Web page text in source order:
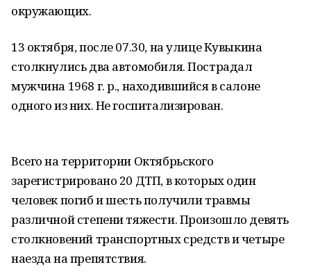
окружающих.
13 октября, после 07.30, на улице Кувыкина
столкнулись два автомобиля. Пострадал
мужчина 1968 г. р., находившийся в салоне
одного из них. Не госпитализирован.
Всего на территории Октябрьского
зарегистрировано 20 ДТП, в которых один
человек погиб и шесть получили травмы
различной степени тяжести. Произошло девять
столкновений транспортных средств и четыре
наезда на препятствия.